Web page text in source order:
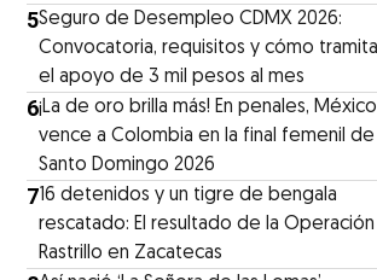
5Seguro de Desempleo CDMX 2026:
Convocatoria, requisitos y cómo
el apoyo de 3 mil pesos al mes
6¡La de oro brilla más! En penales, México
vence a Colombia en la final femenil de
Santo Domingo 2026
7 16 detenidos y un tigre de bengala
rescatado: El resultado de la Operación
Rastrillo en Zacatecas